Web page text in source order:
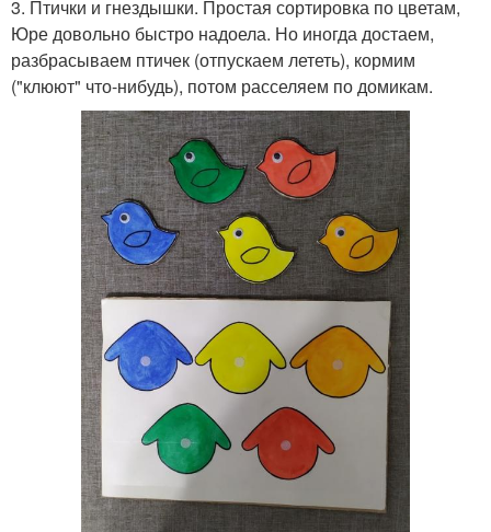
3. Птички и гнездышки. Простая сортировка по цветам,
Юре довольно быстро надоела. Но иногда достаем,
разбрасываем птичек (отпускаем лететь), кормим
("клюют" что-нибудь), потом расселяем по домикам.